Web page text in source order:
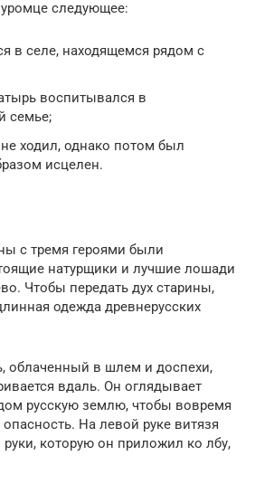
следующее:
в селе, находящемся рядом с
воспитывался в
семье;
ходил, однако потом был
исцелен.
с тремя героями были
натурщики и лучшие лошади
Чтобы передать дух старины,
одежда древнерусских
облаченный в шлем и доспехи,
вдаль. Он оглядывает
русскую землю, чтобы вовремя
На левой руке витязя
которую он приложил ко лбу,